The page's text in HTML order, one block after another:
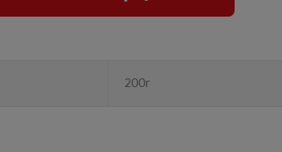
200г